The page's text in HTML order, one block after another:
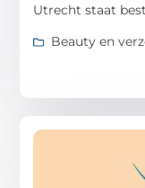
Utrecht staat
Beauty en